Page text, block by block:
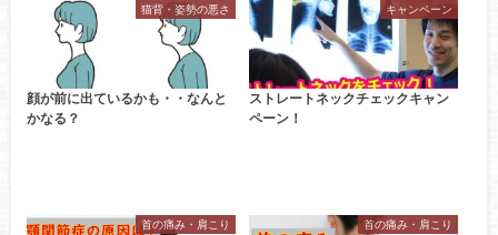
猫背・姿勢の悪さ
顔が前に出ているかも・・なんと
かなる？
キャンペーン
ストレートネックチェックキャン
ペーン！
首の痛み・肩こり 首の痛み・肩こり